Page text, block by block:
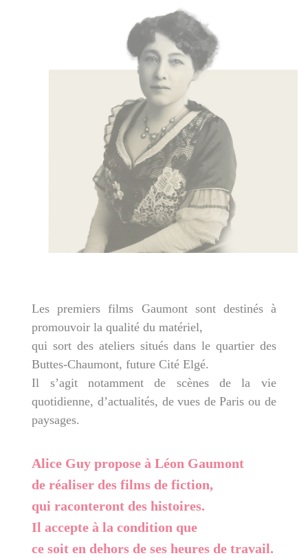
Les premiers films Gaumont sont destinés à
promouvoir la qualité du matériel,
qui sort des ateliers situés dans le quartier des
Buttes-Chaumont, future Cité Elgé.
Il s’agit notamment de scènes de la vie
quotidienne, d’actualités, de vues de Paris ou de
paysages.
Alice Guy propose à Léon Gaumont
de réaliser des films de fiction,
qui raconteront des histoires.
Il accepte à la condition que
ce soit en dehors de ses heures de travail.